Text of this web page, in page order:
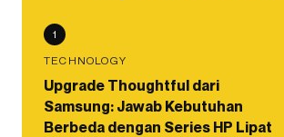
1
TECHNOLOGY
Upgrade Thoughtful dari
Samsung: Jawab Kebutuhan
Berbeda dengan Series HP Lipat